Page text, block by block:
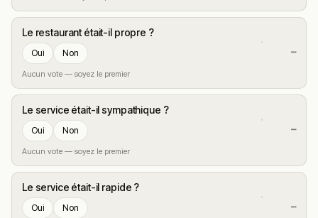
Le restaurant était-il propre ?
Oui Non
Aucun vote — soyez le premier
—
Le service était-il sympathique ?
Oui Non
Aucun vote — soyez le premier
—
Le service était-il rapide ?
Oui Non —